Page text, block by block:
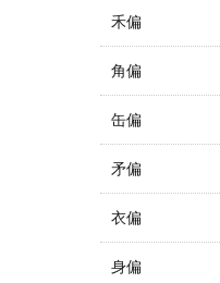
禾偏
角偏
缶偏
矛偏
衣偏
身偏